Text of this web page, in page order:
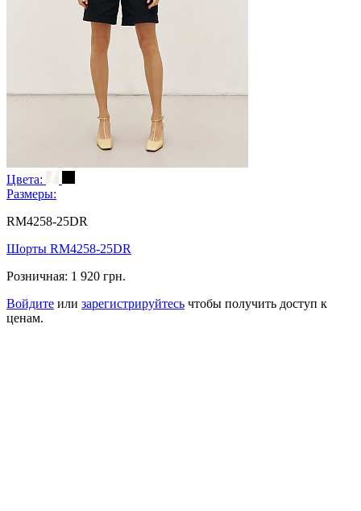
Цвета:
Размеры:
RM4258-25DR
Шорты RM4258-25DR
Розничная: 1 920 грн.
Войдите или зарегистрируйтесь чтобы получить доступ к
ценам.